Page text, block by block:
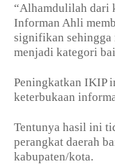
“Alhamdulilah dari
Informan Ahli
signifikan sehingga
menjadi kategori
Peningkatkan IKIP
keterbukaan
Tentunya hasil ini
perangkat daerah
kabupaten/kota.